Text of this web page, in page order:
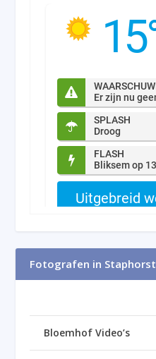
Fotografen in Staphorst
Bloemhof Video’s